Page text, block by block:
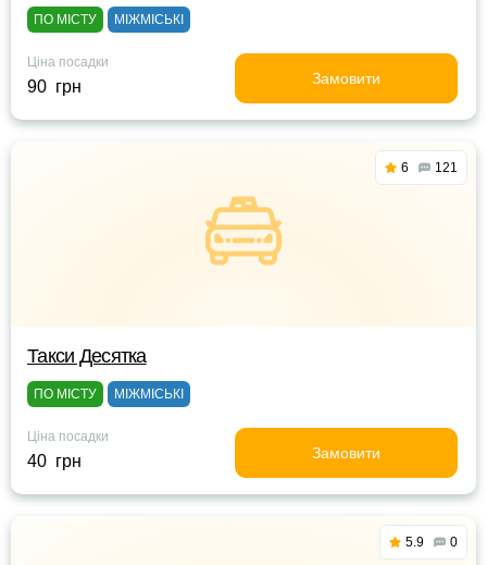
ПО МІСТУ МІЖМІСЬКІ
Ціна посадки
90 грн Замовити
6 121
Такси Десятка
ПО МІСТУ МІЖМІСЬКІ
Ціна посадки
40 грн Замовити
5.9 0